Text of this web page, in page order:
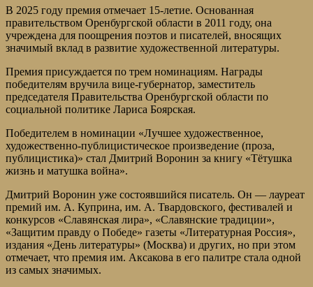
В 2025 году премия отмечает 15-летие. Основанная
правительством Оренбургской области в 2011 году, она
учреждена для поощрения поэтов и писателей, вносящих
значимый вклад в развитие художественной литературы.
Премия присуждается по трем номинациям. Награды
победителям вручила вице-губернатор, заместитель
председателя Правительства Оренбургской области по
социальной политике Лариса Боярская.
Победителем в номинации «Лучшее художественное,
художественно-публицистическое произведение (проза,
публицистика)» стал Дмитрий Воронин за книгу «Тётушка
жизнь и матушка война».
Дмитрий Воронин уже состоявшийся писатель. Он — лауреат
премий им. А. Куприна, им. А. Твардовского, фестивалей и
конкурсов «Славянская лира», «Славянские традиции»,
«Защитим правду о Победе» газеты «Литературная Россия»,
издания «День литературы» (Москва) и других, но при этом
отмечает, что премия им. Аксакова в его палитре стала одной
из самых значимых.